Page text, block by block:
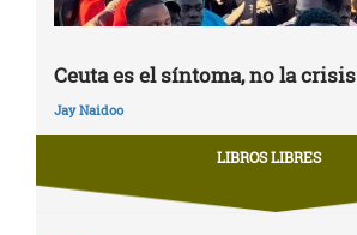
Ceuta es el síntoma, no la crisis
Jay Naidoo
LIBROS LIBRES